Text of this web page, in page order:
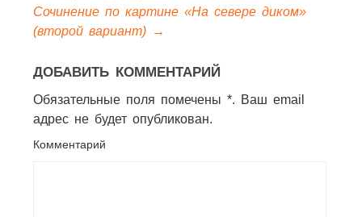
Сочинение по картине «На севере диком»
(второй вариант) →
ДОБАВИТЬ КОММЕНТАРИЙ
Обязательные поля помечены *. Ваш email
адрес не будет опубликован.
Комментарий